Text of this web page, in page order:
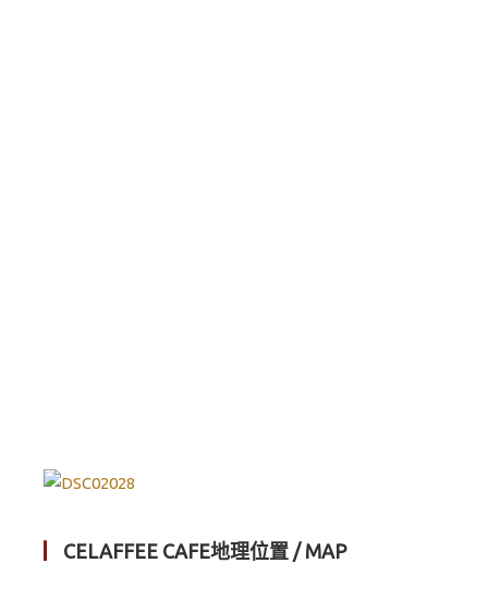
CELAFFEE CAFE地理位置 / MAP